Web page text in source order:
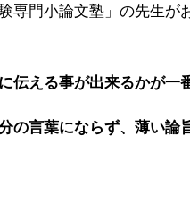
専門小論文塾」の先生が
伝える事が出来るかが一
の言葉にならず、薄い論